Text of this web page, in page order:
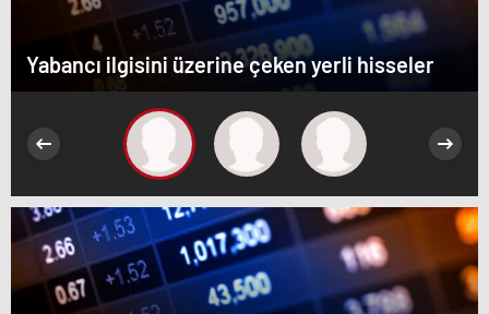
Yabancı ilgisini üzerine çeken yerli hisseler